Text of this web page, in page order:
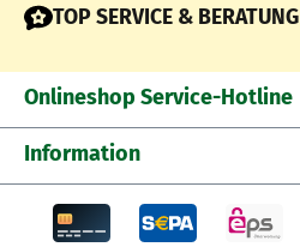
TOP SERVICE & BERATUNG
Onlineshop Service-Hotline
Information